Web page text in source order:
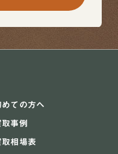
めての方へ
取事例
取相場表